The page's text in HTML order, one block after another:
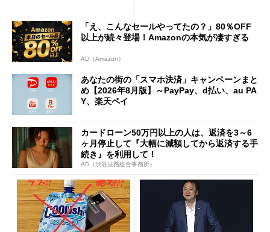
「え、こんなセールやってたの？」80％OFF
以上が続々登場！Amazonの本気が凄すぎる
AD（Amazon）
あなたの街の「スマホ決済」キャンペーンまと
め【2026年8月版】～PayPay、d払い、au PA
Y、楽天ペイ
カードローン50万円以上の人は、返済を3～6
ヶ月停止して『大幅に減額してから返済する手
続き』を利用して！
AD（渋谷法務総合事務所）